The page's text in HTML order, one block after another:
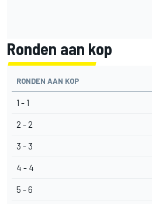
Ronden aan kop
RONDEN AAN KOP
1 - 1
2 - 2
3 - 3
4 - 4
5 - 6